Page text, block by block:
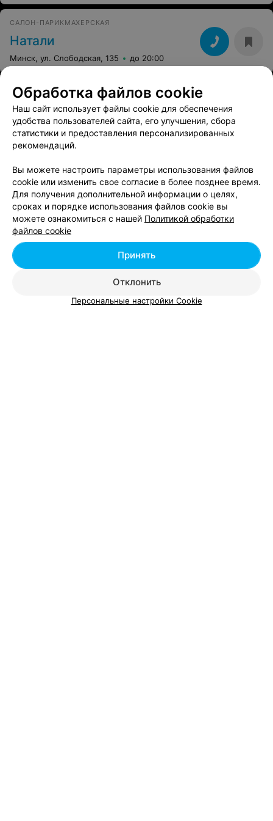
хозяйка купила плохие гель-лаки. Деньги (300 тыс.) не
Спасибо ей, но качество опять же оставило делать
лучшего. Пришла туда а с красивыми длинными
ногтиками, в результате их испортили. Пожалейте
свою красоту и не подходите к этому заведению даже
близко.
САЛОН-ПАРИКМАХЕРСКАЯ
Натали
Минск, ул. Слободская, 135 до 20:00
Обработка файлов cookie
Наш сайт использует файлы cookie для обеспечения
удобства пользователей сайта, его улучшения, сбора
статистики и предоставления персонализированных
рекомендаций.
Вы можете настроить параметры использования файлов
cookie или изменить свое согласие в более позднее время.
Для получения дополнительной информации о целях,
сроках и порядке использования файлов cookie вы
можете ознакомиться с нашей Политикой обработки
файлов cookie
Отклонить
Принять
Персональные настройки Cookie